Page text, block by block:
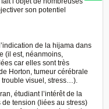
son potentiel
de la hijama dans
(il est, néanmoins,
car elles sont très
Horton, tumeur cérébrale
trouble visuel, stress…).
étudiant l’intérêt de la
tension (liées au stress)